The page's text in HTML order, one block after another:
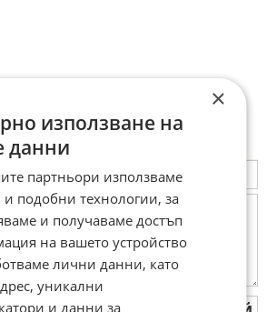
×
използване на
данни
партньори използваме
и подобни технологии, за
и получаваме достъп
на вашето устройство
лични данни, като
уникални
и данни за